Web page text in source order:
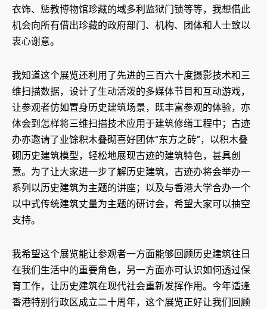
衣饰、惩教博物馆珍藏的域多利监狱门锁等等，我想借此
机会向所有借出珍藏的政府部门、机构、团体和人士致以
衷心谢意。
我知道这个展览还利用了先进的三百六十度摄影技术和三
维扫描数据，设计了生动活泼的多媒体节目和互动游戏，
让参观者仿如置身历史建筑场景，既丰富参观的体验，亦
体会到怎样将三维扫描技术应用于建筑修缮工程中；古迹
办亦邀请了业馀积木叠砌喜好团体“东方之砖”，以积木叠
砌历史建筑模型，轻松地展现古迹的建筑特色，甚具创
意。为了让大家进一步了解历史建筑，古迹办将会举办一
系列以历史建筑为主题的讲座；以及与香港大学合办一个
以中式传统建筑丈量为主题的研讨会，希望大家可以抽空
支持。
我希望这个展览能让参观者一方面能够回顾历史建筑往日
在我们生活中的重要角色，另一方面亦可认识如何透过保
育工作，让历史建筑在现代社会重新发挥作用。今年适逢
香港特别行政区成立二十周年，这个展览正好让我们回顾